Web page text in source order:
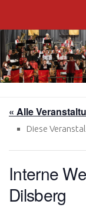
« Alle
Diese
Interne
Dilsberg